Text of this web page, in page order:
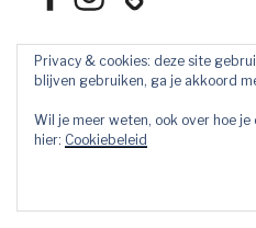
Privacybeleid
Privacy & cookies: deze site
blijven gebruiken, ga je akkoord
Wil je meer weten, ook over hoe
hier: Cookiebeleid